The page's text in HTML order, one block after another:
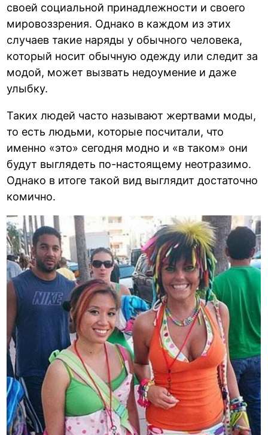
своей социальной принадлежности и своего
мировоззрения. Однако в каждом из этих
случаев такие наряды у обычного человека,
который носит обычную одежду или следит за
модой, может вызвать недоумение и даже
улыбку.
Таких людей часто называют жертвами моды,
то есть людьми, которые посчитали, что
именно «это» сегодня модно и «в таком» они
будут выглядеть по-настоящему неотразимо.
Однако в итоге такой вид выглядит достаточно
комично.